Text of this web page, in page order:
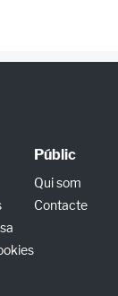
Públic
Qui som
Contacte